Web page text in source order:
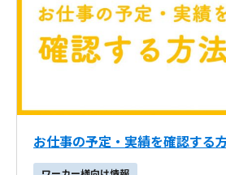
お仕事の予定・実績を確認する